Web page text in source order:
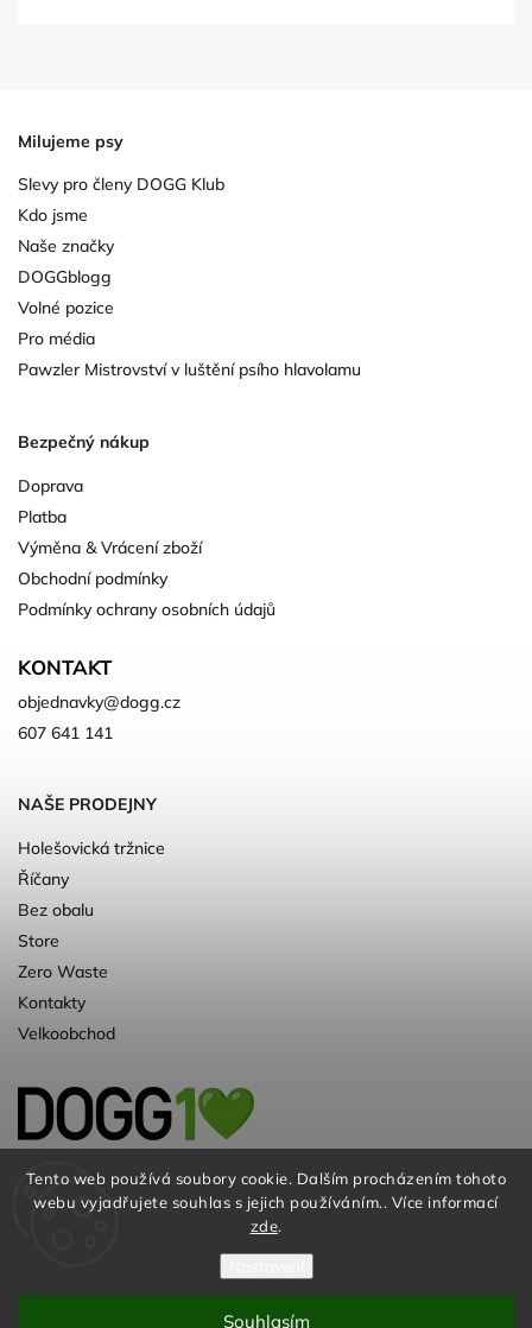
Tento web používá soubory cookie. Dalším procházením tohoto
webu vyjadřujete souhlas s jejich používáním.. Více informací
zde.
Souhlasím
Milujeme psy
Slevy pro členy DOGG Klub
Kdo jsme
Naše značky
DOGGblogg
Volné pozice
Pro média
Pawzler Mistrovství v luštění psího hlavolamu
Bezpečný nákup
Doprava
Platba
Výměna & Vrácení zboží
Obchodní podmínky
Podmínky ochrany osobních údajů
KONTAKT
objednavky@dogg.cz
607 641 141
NAŠE PRODEJNY
Holešovická tržnice
Říčany
Bez obalu
Store
Zero Waste
Kontakty
Velkoobchod
Kvalitní a ♻️eko chovatelské potřeby pro
psy. Už 10 let